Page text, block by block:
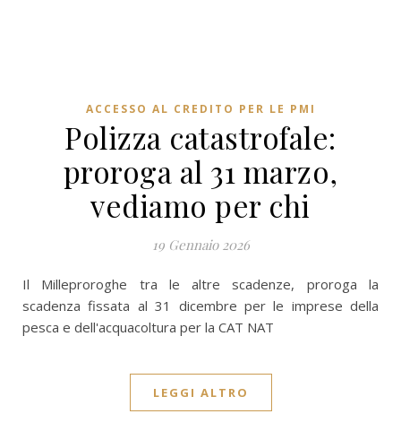
ACCESSO AL CREDITO PER LE PMI
Polizza catastrofale:
proroga al 31 marzo,
vediamo per chi
19 Gennaio 2026
Il Milleproroghe tra le altre scadenze, proroga la
scadenza fissata al 31 dicembre per le imprese della
pesca e dell'acquacoltura per la CAT NAT
LEGGI ALTRO